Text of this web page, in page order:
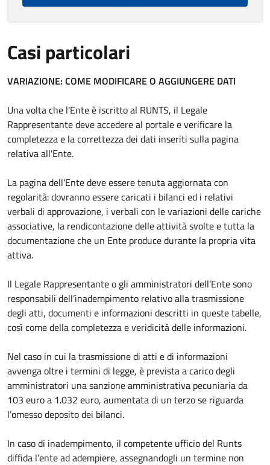
Casi particolari
VARIAZIONE: COME MODIFICARE O AGGIUNGERE DATI
Una volta che l'Ente è iscritto al RUNTS, il Legale
Rappresentante deve accedere al portale e verificare la
completezza e la correttezza dei dati inseriti sulla pagina
relativa all'Ente.
La pagina dell'Ente deve essere tenuta aggiornata con
regolarità: dovranno essere caricati i bilanci ed i relativi
verbali di approvazione, i verbali con le variazioni delle cariche
associative, la rendicontazione delle attività svolte e tutta la
documentazione che un Ente produce durante la propria vita
attiva.
Il Legale Rappresentante o gli amministratori dell’Ente sono
responsabili dell’inadempimento relativo alla trasmissione
degli atti, documenti e informazioni descritti in queste tabelle,
così come della completezza e veridicità delle informazioni.
Nel caso in cui la trasmissione di atti e di informazioni
avvenga oltre i termini di legge, è prevista a carico degli
amministratori una sanzione amministrativa pecuniaria da
103 euro a 1.032 euro, aumentata di un terzo se riguarda
l’omesso deposito dei bilanci.
In caso di inadempimento, il competente ufficio del Runts
diffida l’ente ad adempiere, assegnandogli un termine non